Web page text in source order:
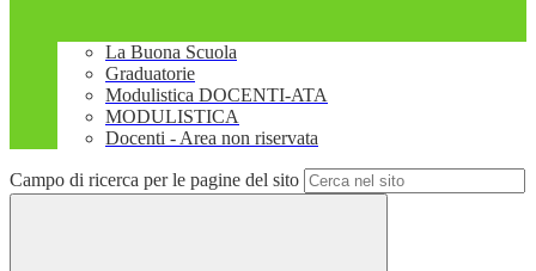
La Buona Scuola
Graduatorie
Modulistica DOCENTI-ATA
MODULISTICA
Docenti - Area non riservata
Campo di ricerca per le pagine del sito